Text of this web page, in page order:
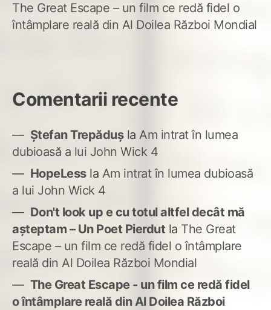
The Great Escape – un film ce redă fidel o
întâmplare reală din Al Doilea Război Mondial
Comentarii recente
Ștefan Trepădușla Am intrat în lumea
dubioasă a lui John Wick 4
HopeLessla Am intrat în lumea dubioasă
a lui John Wick 4
Don't look up e cu totul altfel decât mă
așteptam – Un Poet Pierdut la The Great
Escape – un film ce redă fidel o întâmplare
reală din Al Doilea Război Mondial
The Great Escape - un film ce redă fidel
o întâmplare reală din Al Doilea Război